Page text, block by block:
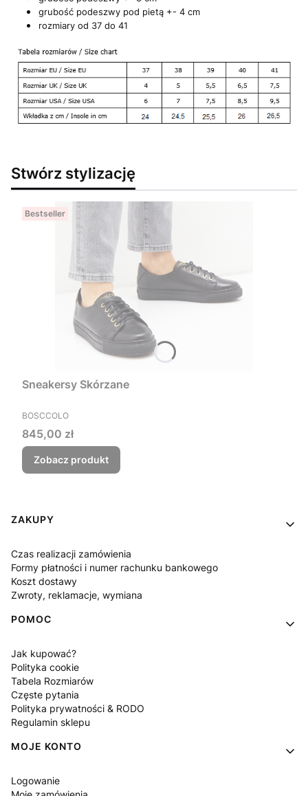
grubość podeszwy pod pietą +- 4 cm
rozmiary od 37 do 41
Stwórz stylizację
Bestseller
Sneakersy Skórzane
PRODUCENT
BOSCCOLO
Cena
845,00 zł
Zobacz produkt
Linki w stopce
ZAKUPY
Czas realizacji zamówienia
Formy płatności i numer rachunku bankowego
Koszt dostawy
Zwroty, reklamacje, wymiana
POMOC
Jak kupować?
Polityka cookie
Tabela Rozmiarów
Częste pytania
Polityka prywatności & RODO
Regulamin sklepu
MOJE KONTO
Logowanie